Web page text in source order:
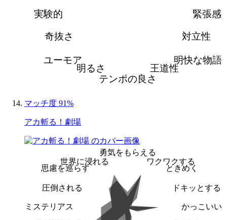
緊張感
対立性
明快な物語
王道性
テンポの良さ
明るさ
ユーモア
奇抜さ
実験的
マッチ度 91%
アカ斬る！劇場
勇気をもらえる
ワクワクする
ときめく
ドキッとする
かっこいい
ミステリアス
圧倒される
思慮を巡らす
世界に浸れる